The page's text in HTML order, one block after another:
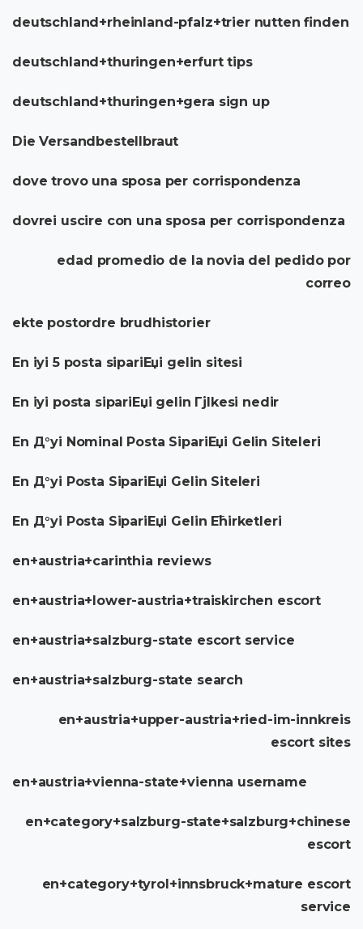
deutschland+rheinland-pfalz+trier nutten finden
deutschland+thuringen+erfurt tips
deutschland+thuringen+gera sign up
Die Versandbestellbraut
dove trovo una sposa per corrispondenza
dovrei uscire con una sposa per corrispondenza
edad promedio de la novia del pedido por
correo
ekte postordre brudhistorier
En iyi 5 posta sipariЕџi gelin sitesi
En iyi posta sipariЕџi gelin Гјlkesi nedir
En Д°yi Nominal Posta SipariЕџi Gelin Siteleri
En Д°yi Posta SipariЕџi Gelin Siteleri
En Д°yi Posta SipariЕџi Gelin Ећirketleri
en+austria+carinthia reviews
en+austria+lower-austria+traiskirchen escort
en+austria+salzburg-state escort service
en+austria+salzburg-state search
en+austria+upper-austria+ried-im-innkreis
escort sites
en+austria+vienna-state+vienna username
en+category+salzburg-state+salzburg+chinese
escort
en+category+tyrol+innsbruck+mature escort
service